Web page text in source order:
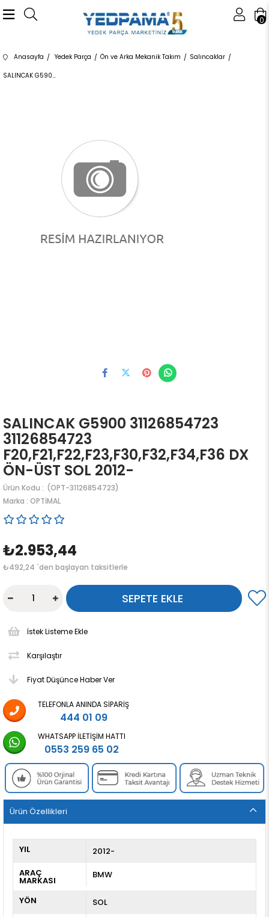
0
Anasayfa Yedek Parça Ön ve Arka Mekanik Takım Salıncaklar
SALINCAK G5900 31126854723 31126854723 F20,F21,F22,F23,F30,F32,F34,F36 DX ÖN-ÜST SOL 2012-
SALINCAK G5900 31126854723
31126854723
F20,F21,F22,F23,F30,F32,F34,F36 DX
ÖN-ÜST SOL 2012-
(OPT-31126854723)
Marka : OPTİMAL
₺2.953,44
₺492,24 `den başlayan taksitlerle
İstek Listeme Ekle
Karşılaştır
Fiyat Düşünce Haber Ver
TELEFONLA ANINDA SIPARIŞ
444 01 09
WHATSAPP İLETIŞIM HATTI
0553 259 65 02
Ürün Özellikleri
YIL
2012-
ARAÇ
MARKASI
BMW
YÖN
SOL